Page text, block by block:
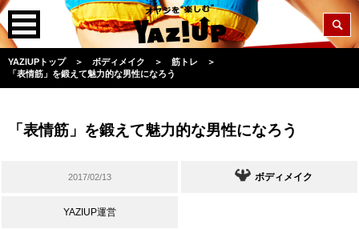
YAZIUPトップ ＞ ボディメイク ＞ 筋トレ
＞
「表情筋」を鍛えて魅力的な男性になろう
「表情筋」を鍛えて魅力的な男性になろう
2017/02/13 ボディメイク
YAZIUP運営